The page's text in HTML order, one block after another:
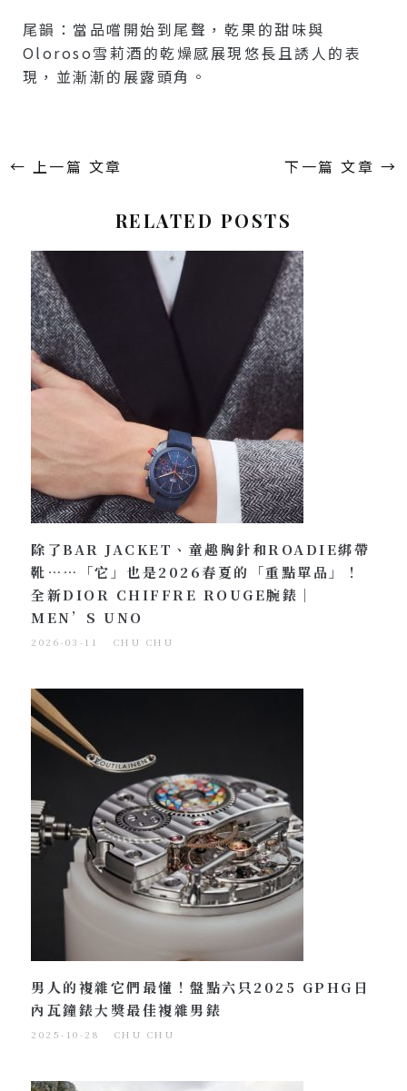
尾韻：當品嚐開始到尾聲，乾果的甜味與
Oloroso雪莉酒的乾燥感展現悠長且誘人的表
現，並漸漸的展露頭角。
← 上一篇 文章 下一篇 文章 →
RELATED POSTS
除了BAR JACKET、童趣胸針和ROADIE綁帶
靴……「它」也是2026春夏的「重點單品」！
全新DIOR CHIFFRE ROUGE腕錶｜
MEN’S UNO
2026-03-11 CHU CHU
男人的複雜它們最懂！盤點六只2025 GPHG日
內瓦鐘錶大獎最佳複雜男錶
2025-10-28 CHU CHU